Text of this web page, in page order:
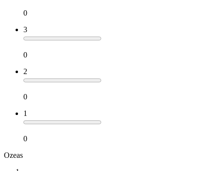
0
3
0
2
0
1
0
Ozeas